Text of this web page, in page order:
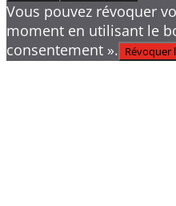
Vous pouvez révoquer
moment en utilisant le
consentement ». Révoquer